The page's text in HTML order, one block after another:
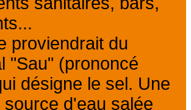
proviendrait du
"Sau" (prononcé
désigne le sel. Une
source d'eau salée